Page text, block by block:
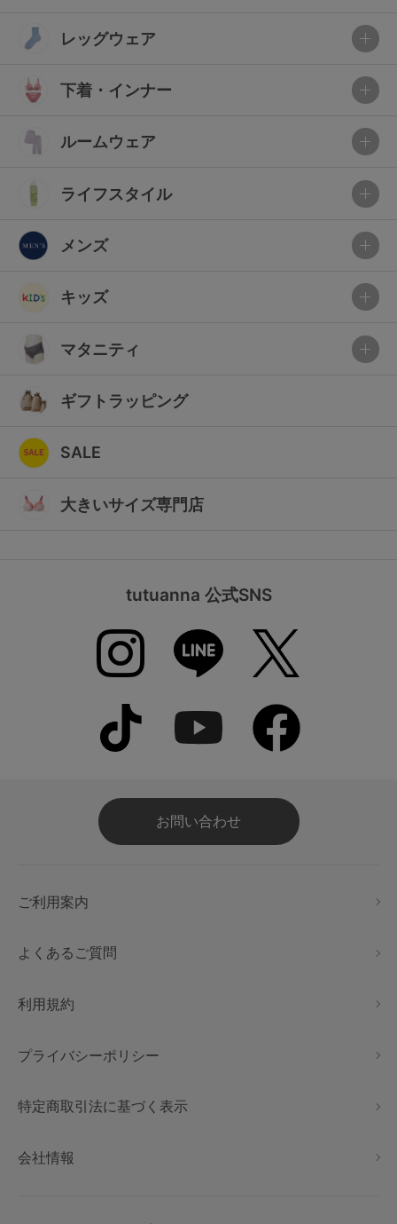
レッグウェア
下着・インナー
ルームウェア
ライフスタイル
メンズ
キッズ
マタニティ
ギフトラッピング
SALE
大きいサイズ専門店
tutuanna 公式SNS
お問い合わせ
ご利用案内
よくあるご質問
利用規約
プライバシーポリシー
特定商取引法に基づく表示
会社情報